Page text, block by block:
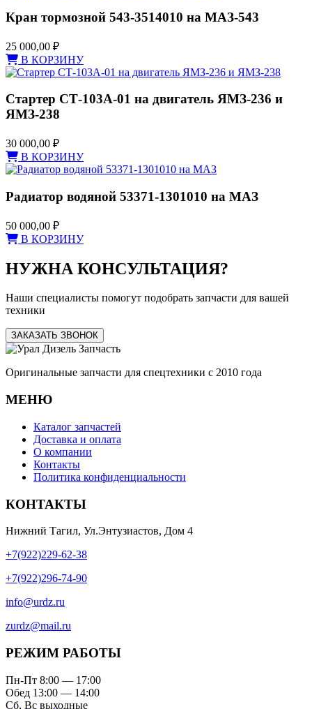
Кран тормозной 543-3514010 на МАЗ-543
25 000,00 ₽
В КОРЗИНУ
Стартер СТ-103А-01 на двигатель ЯМЗ-236 и
ЯМЗ-238
30 000,00 ₽
В КОРЗИНУ
Радиатор водяной 53371-1301010 на МАЗ
50 000,00 ₽
В КОРЗИНУ
НУЖНА КОНСУЛЬТАЦИЯ?
Наши специалисты помогут подобрать запчасти для вашей
техники
ЗАКАЗАТЬ ЗВОНОК
Оригинальные запчасти для спецтехники с 2010 года
МЕНЮ
Каталог запчастей
Доставка и оплата
О компании
Контакты
Политика конфиденциальности
КОНТАКТЫ
Нижний Тагил, Ул.Энтузиастов, Дом 4
+7(922)229-62-38
+7(922)296-74-90
info@urdz.ru
zurdz@mail.ru
РЕЖИМ РАБОТЫ
Пн-Пт 8:00 — 17:00
Обед 13:00 — 14:00
Сб, Вс выходные